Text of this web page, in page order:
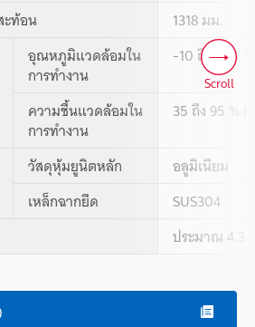
ท้อน
1318 มม.
อุณหภูมิแวดล้อมใน
การทำงาน
-10 ถึง +55
ความชื้นแวดล้อมใน
การทำงาน
35 ถึง 95 %
วัสดุหุ้มยูนิตหลัก
อลูมิเนียม
เหล็กฉากยึด
SUS304
ประมาณ 4.3
Scroll